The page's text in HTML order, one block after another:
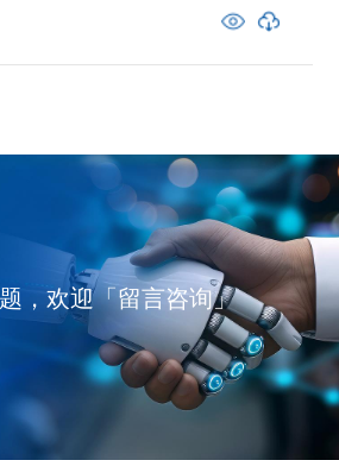
，欢迎「留言咨询」